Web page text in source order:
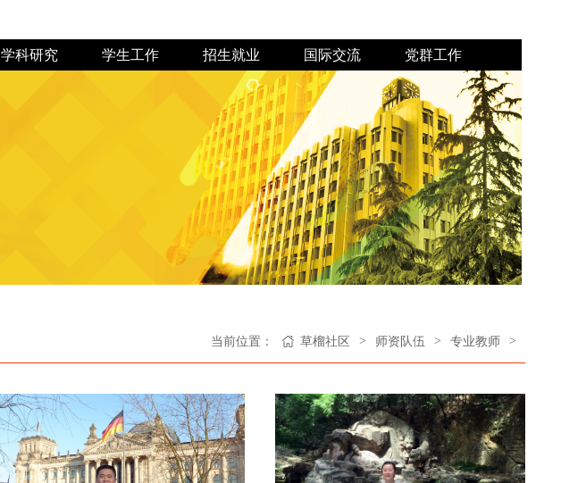
本科教育
学科研究 学生工作
学科竞赛 奖勤助贷
招生就业
专业介绍 校友之窗
国际交流
合作项目 日常工作 外教风采
党群工作
志愿服务 教工之家 纪检工作
当前位置： 草榴社区 > 师资队伍 > 专业教师 >